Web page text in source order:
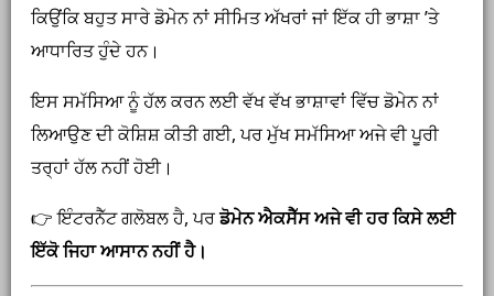
ਕਿਉਂਕਿ ਬਹੁਤ ਸਾਰੇ ਡੋਮੇਨ ਨਾਂ ਸੀਮਿਤ ਅੱਖਰਾਂ ਜਾਂ ਇੱਕ ਹੀ ਭਾਸ਼ਾ ’ਤੇ
ਆਧਾਰਿਤ ਹੁੰਦੇ ਹਨ।
ਇਸ ਸਮੱਸਿਆ ਨੂੰ ਹੱਲ ਕਰਨ ਲਈ ਵੱਖ ਵੱਖ ਭਾਸ਼ਾਵਾਂ ਵਿੱਚ ਡੋਮੇਨ ਨਾਂ
ਲਿਆਉਣ ਦੀ ਕੋਸ਼ਿਸ਼ ਕੀਤੀ ਗਈ, ਪਰ ਮੁੱਖ ਸਮੱਸਿਆ ਅਜੇ ਵੀ ਪੂਰੀ
ਤਰ੍ਹਾਂ ਹੱਲ ਨਹੀਂ ਹੋਈ।
👉 ਇੰਟਰਨੈੱਟ ਗਲੋਬਲ ਹੈ, ਪਰਡੋਮੇਨ ਐਕਸੈੱਸ ਅਜੇ ਵੀ ਹਰ ਕਿਸੇ ਲਈ
ਇੱਕੋ ਜਿਹਾ ਆਸਾਨ ਨਹੀਂ ਹੈ।